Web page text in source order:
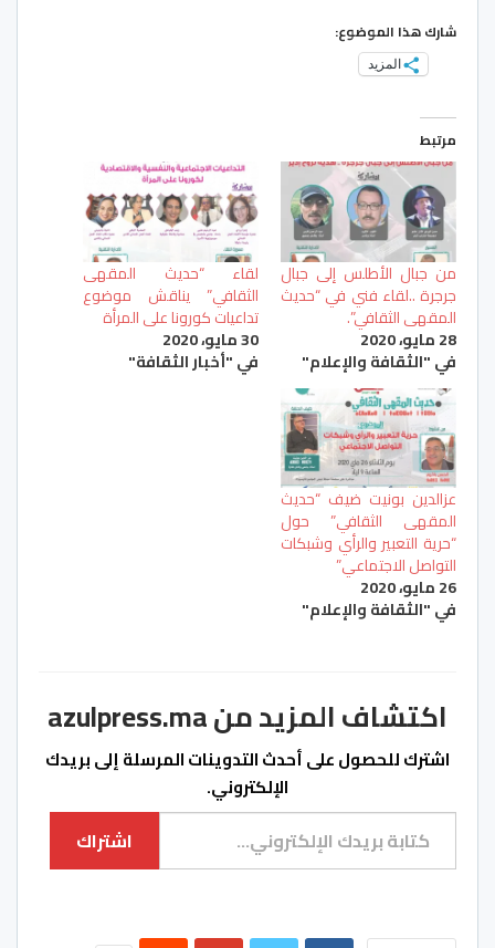
شارك هذا الموضوع:
المزيد
مرتبط
من جبال الأطلس إلى جبال
جرجرة ..لقاء فني في “حديث
المقهى الثقافي”.
28 مايو، 2020
في "الثقافة والإعلام"
لقاء “حديث المقهى
الثقافي” يناقش موضوع
تداعيات كورونا على المرأة
30 مايو، 2020
في "أخبار الثقافة"
عزالدين بونيت ضيف “حديث
المقهى الثقافي” حول
“حرية التعبير والرأي وشبكات
التواصل الاجتماعي”
26 مايو، 2020
في "الثقافة والإعلام"
اكتشاف المزيد من azulpress.ma
اشترك للحصول على أحدث التدوينات المرسلة إلى بريدك
الإلكتروني.
كتابة بريدك الإلكتروني...
اشتراك